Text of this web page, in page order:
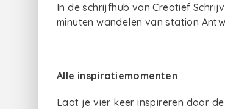
In de schrijfhub van Creatief
minuten wandelen van station
Alle inspiratiemomenten
Laat je vier keer inspireren door